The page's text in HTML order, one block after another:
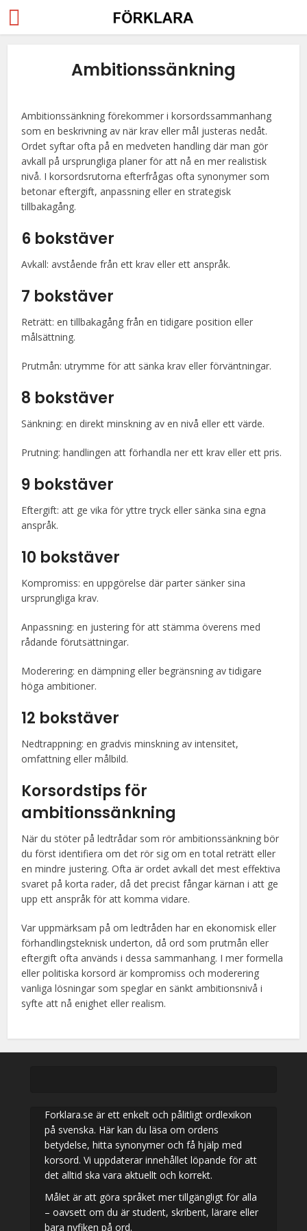
Ambitionssänkning
Ambitionssänkning förekommer i korsordssammanhang
som en beskrivning av när krav eller mål justeras nedåt.
Ordet syftar ofta på en medveten handling där man gör
avkall på ursprungliga planer för att nå en mer realistisk
nivå. I korsordsrutorna efterfrågas ofta synonymer som
betonar eftergift, anpassning eller en strategisk
tillbakagång.
6 bokstäver
Avkall: avstående från ett krav eller ett anspråk.
7 bokstäver
Reträtt: en tillbakagång från en tidigare position eller
målsättning.
Prutmån: utrymme för att sänka krav eller förväntningar.
8 bokstäver
Sänkning: en direkt minskning av en nivå eller ett värde.
Prutning: handlingen att förhandla ner ett krav eller ett pris.
9 bokstäver
Eftergift: att ge vika för yttre tryck eller sänka sina egna
anspråk.
10 bokstäver
Kompromiss: en uppgörelse där parter sänker sina
ursprungliga krav.
Anpassning: en justering för att stämma överens med
rådande förutsättningar.
Moderering: en dämpning eller begränsning av tidigare
höga ambitioner.
12 bokstäver
Nedtrappning: en gradvis minskning av intensitet,
omfattning eller målbild.
Korsordstips för
ambitionssänkning
När du stöter på ledtrådar som rör ambitionssänkning bör
du först identifiera om det rör sig om en total reträtt eller
en mindre justering. Ofta är ordet avkall det mest effektiva
svaret på korta rader, då det precist fångar kärnan i att ge
upp ett anspråk för att komma vidare.
Var uppmärksam på om ledtråden har en ekonomisk eller
förhandlingsteknisk underton, då ord som prutmån eller
eftergift ofta används i dessa sammanhang. I mer formella
eller politiska korsord är kompromiss och moderering
vanliga lösningar som speglar en sänkt ambitionsnivå i
syfte att nå enighet eller realism.
Forklara.se är ett enkelt och pålitligt ordlexikon
på svenska. Här kan du läsa om ordens
betydelse, hitta synonymer och få hjälp med
korsord. Vi uppdaterar innehållet löpande för att
det alltid ska vara aktuellt och korrekt.
Målet är att göra språket mer tillgängligt för alla
– oavsett om du är student, skribent, lärare eller
bara nyfiken på ord.